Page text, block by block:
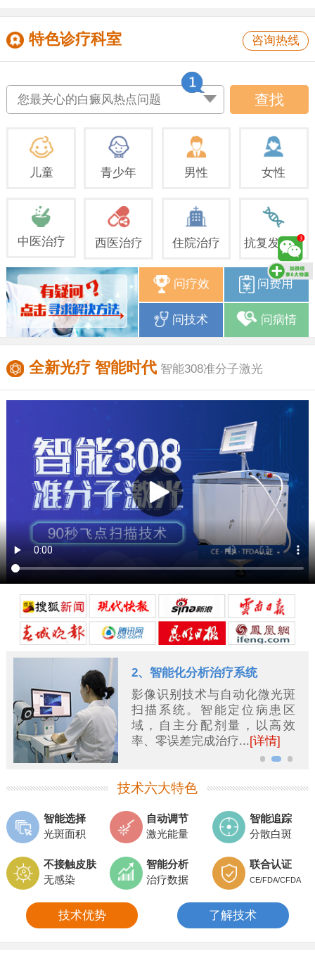
咨询热线
特色诊疗科室
您最关心的白癜风热点问题 查找
儿童 青少年 男性 女性
中医治疗 西医治疗 住院治疗 抗复发治疗
问疗效 问费用
问技术 问病情
全新光疗 智能时代 智能308准分子激光
2、智能化分析治疗系统
影像识别技术与自动化微光斑
扫描系统。智能定位病患区
域，自主分配剂量，以高效
率、零误差完成治疗...[详情]
技术六大特色
智能选择
光斑面积
自动调节
激光能量
智能追踪
分散白斑
不接触皮肤
无感染
智能分析
治疗数据
联合认证
CE/FDA/CFDA
技术优势 了解技术